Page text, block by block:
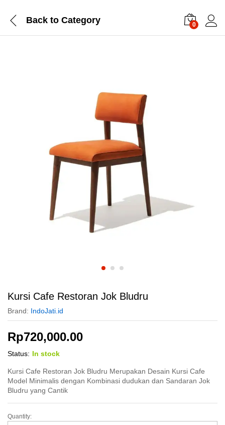
Back to Category 0
Kursi Cafe Restoran Jok Bludru
Brand: IndoJati.id
Rp720,000.00
Status: In stock
Kursi Cafe Restoran Jok Bludru Merupakan Desain Kursi Cafe
Model Minimalis dengan Kombinasi dudukan dan Sandaran Jok
Bludru yang Cantik
Kursi
Quantity: